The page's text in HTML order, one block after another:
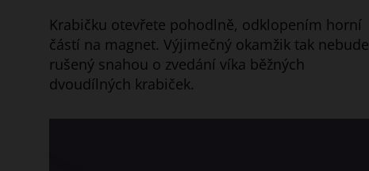
Krabičku otevřete pohodlně, odklopením horní
částí na magnet. Výjimečný okamžik tak nebude
rušený snahou o zvedání víka běžných
dvoudílných krabiček.